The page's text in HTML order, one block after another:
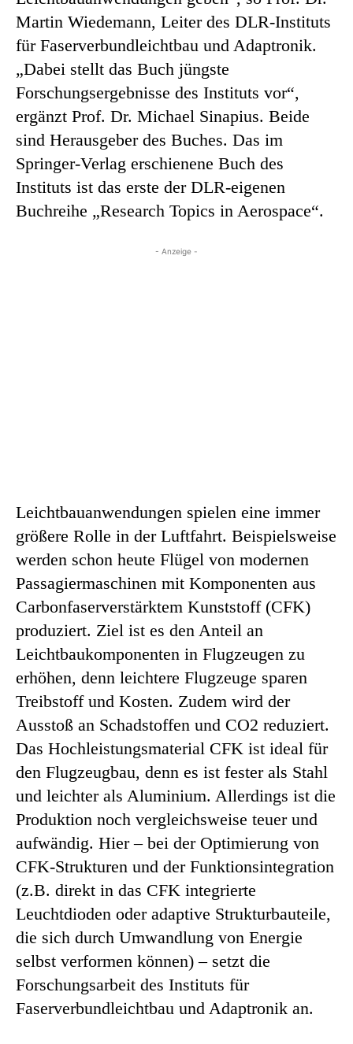
Martin Wiedemann, Leiter des DLR-Instituts
für Faserverbundleichtbau und Adaptronik.
„Dabei stellt das Buch jüngste
Forschungsergebnisse des Instituts vor“,
ergänzt Prof. Dr. Michael Sinapius. Beide
sind Herausgeber des Buches. Das im
Springer-Verlag erschienene Buch des
Instituts ist das erste der DLR-eigenen
Buchreihe „Research Topics in Aerospace“.
- Anzeige -
Leichtbauanwendungen spielen eine immer
größere Rolle in der Luftfahrt. Beispielsweise
werden schon heute Flügel von modernen
Passagiermaschinen mit Komponenten aus
Carbonfaserverstärktem Kunststoff (CFK)
produziert. Ziel ist es den Anteil an
Leichtbaukomponenten in Flugzeugen zu
erhöhen, denn leichtere Flugzeuge sparen
Treibstoff und Kosten. Zudem wird der
Ausstoß an Schadstoffen und CO2 reduziert.
Das Hochleistungsmaterial CFK ist ideal für
den Flugzeugbau, denn es ist fester als Stahl
und leichter als Aluminium. Allerdings ist die
Produktion noch vergleichsweise teuer und
aufwändig. Hier – bei der Optimierung von
CFK-Strukturen und der Funktionsintegration
(z.B. direkt in das CFK integrierte
Leuchtdioden oder adaptive Strukturbauteile,
die sich durch Umwandlung von Energie
selbst verformen können) – setzt die
Forschungsarbeit des Instituts für
Faserverbundleichtbau und Adaptronik an.